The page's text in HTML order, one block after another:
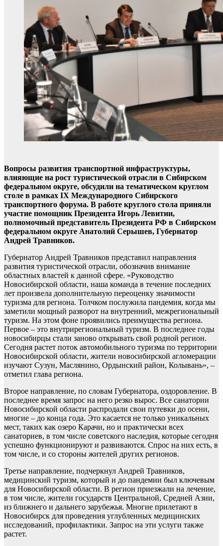
Вопросы развития транспортной инфраструктуры,
влияющие на рост туристической отрасли в Сибирском
федеральном округе, обсудили на тематическом круглом
столе в рамках IX Международного Сибирского
транспортного форума. В работе круглого стола приняли
участие помощник Президента Игорь Левитин,
полномочный представитель Президента РФ в Сибирском
федеральном округе Анатолий Серышев, Губернатор
Андрей Травников.
Губернатор Андрей Травников представил направления
развития туристической отрасли, обозначив внимание
областных властей к данной сфере. «Руководство
Новосибирской области, наша команда в течение последних
лет произвела дополнительную переоценку значимости
туризма для региона. Толчком послужила пандемия, когда мы
заметили мощный разворот на внутренний, межрегиональный
туризм. На этом фоне проявились преимущества региона.
Первое – это внутрирегиональный туризм. В последнее годы
новосибирцы стали заново открывать свой родной регион.
Сегодня растет поток автомобильного туризма по территории
Новосибирской области, жители новосибирской агломерации
изучают Сузун, Маслянино, Ордынский район, Колывань», –
отметил глава региона.
Второе направление, по словам Губернатора, оздоровление. В
последнее время запрос на него резко вырос. Все санатории
Новосибирской области распродали свои путевки до осени,
многие – до конца года. Это касается не только уникальных
мест, таких как озеро Карачи, но и практически всех
санаториев, в том числе советского наследия, которые сегодня
успешно функционируют и развиваются. Спрос на них есть, в
том числе, и со стороны жителей других регионов.
Третье направление, подчеркнул Андрей Травников,
медицинский туризм, который и до пандемии был ключевым
для Новосибирской области. В регион приезжали на лечение,
в том числе, жители государств Центральной, Средней Азии,
из ближнего и дальнего зарубежья. Многие прилетают в
Новосибирск для проведения углубленных медицинских
исследований, профилактики. Запрос на эти услуги также
растет.